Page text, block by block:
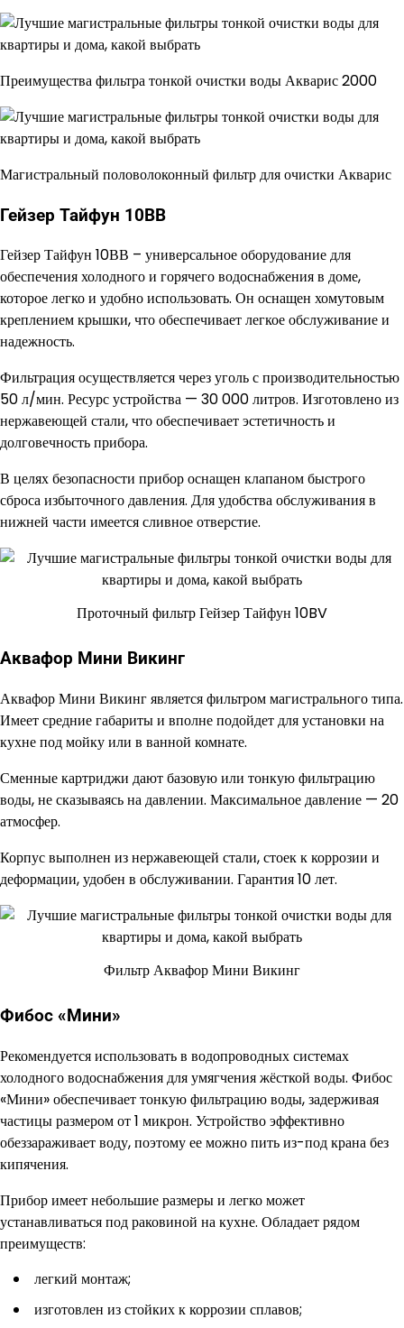
Преимущества фильтра тонкой очистки воды Акварис 2000
Магистральный половолоконный фильтр для очистки Акварис
Гейзер Тайфун 10ВВ
Гейзер Тайфун 10ВВ – универсальное оборудование для
обеспечения холодного и горячего водоснабжения в доме,
которое легко и удобно использовать. Он оснащен хомутовым
креплением крышки, что обеспечивает легкое обслуживание и
надежность.
Фильтрация осуществляется через уголь с производительностью
50 л/мин. Ресурс устройства — 30 000 литров. Изготовлено из
нержавеющей стали, что обеспечивает эстетичность и
долговечность прибора.
В целях безопасности прибор оснащен клапаном быстрого
сброса избыточного давления. Для удобства обслуживания в
нижней части имеется сливное отверстие.
Проточный фильтр Гейзер Тайфун 10BV
Аквафор Мини Викинг
Аквафор Мини Викинг является фильтром магистрального типа.
Имеет средние габариты и вполне подойдет для установки на
кухне под мойку или в ванной комнате.
Сменные картриджи дают базовую или тонкую фильтрацию
воды, не сказываясь на давлении. Максимальное давление — 20
атмосфер.
Корпус выполнен из нержавеющей стали, стоек к коррозии и
деформации, удобен в обслуживании. Гарантия 10 лет.
Фильтр Аквафор Мини Викинг
Фибос «Мини»
Рекомендуется использовать в водопроводных системах
холодного водоснабжения для умягчения жёсткой воды. Фибос
«Мини» обеспечивает тонкую фильтрацию воды, задерживая
частицы размером от 1 микрон. Устройство эффективно
обеззараживает воду, поэтому ее можно пить из-под крана без
кипячения.
Прибор имеет небольшие размеры и легко может
устанавливаться под раковиной на кухне. Обладает рядом
преимуществ:
легкий монтаж;
изготовлен из стойких к коррозии сплавов;